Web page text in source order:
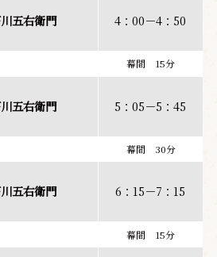
五右衛門 4：00－4：50
幕間 15分
五右衛門 5：05－5：45
幕間 30分
五右衛門 6：15－7：15
幕間 15分